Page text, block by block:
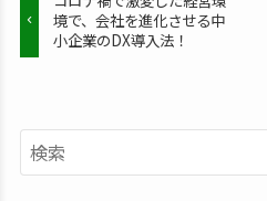
境で、会社を進化させる中
小企業のDX導入法！